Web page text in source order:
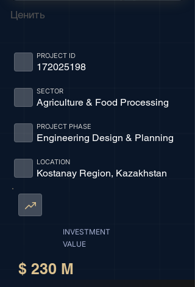
Ценить
172025198
PROJECT ID
Agriculture & Food Processing
SECTOR
Engineering Design & Planning
PROJECT PHASE
Kostanay Region, Kazakhstan
LOCATION
INVESTMENT
VALUE
$ 230 M